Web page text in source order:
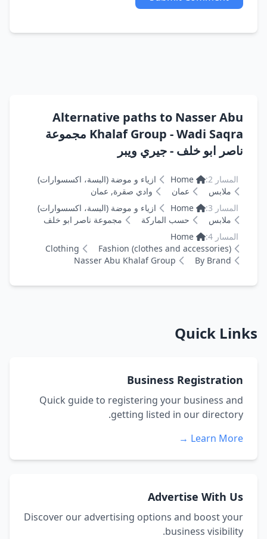
Alternative paths to Nasser Abu
Khalaf Group - Wadi Saqra مجموعة
ناصر ابو خلف - جيري ويبر
المسار 2: Home
ازياء و موضة (البسة، اكسسوارات)
ملابس
عمان
وادي صقرة, عمان
المسار 3:
Home
ازياء و موضة (البسة، اكسسوارات)
ملابس
حسب الماركة
مجموعة ناصر ابو خلف
المسار 4:
Home
Fashion (clothes and accessories)
Clothing
By Brand
Nasser Abu Khalaf Group
Quick Links
Business Registration
Quick guide to registering your business and
getting listed in our directory.
Learn More →
Advertise With Us
Discover our advertising options and boost your
business visibility.